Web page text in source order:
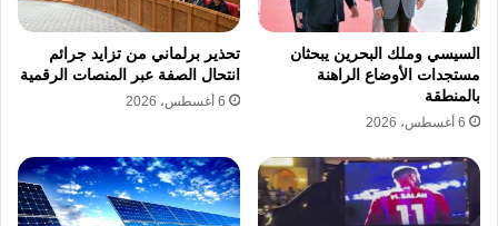
السيسي وملك البحرين يبحثان
مستجدات الأوضاع الراهنة
بالمنطقة
6 أغسطس، 2026
تحذير برلماني من تزايد جرائم
انتحال الصفة عبر المنصات الرقمية
6 أغسطس، 2026